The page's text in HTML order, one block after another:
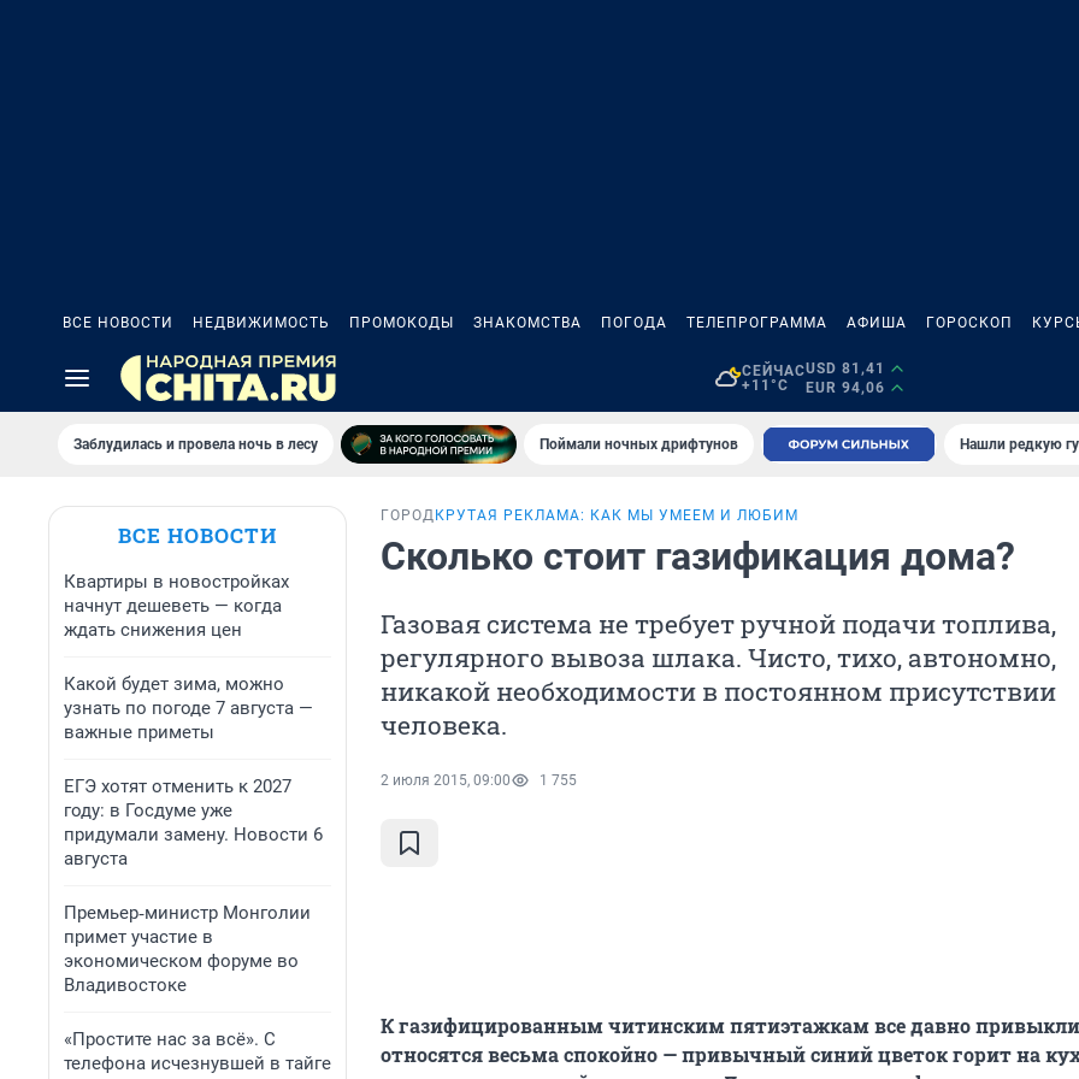
ВСЕ НОВОСТИ НЕДВИЖИМОСТЬ ПРОМОКОДЫ ЗНАКОМСТВА ПОГОДА ТЕЛЕПРОГРАММА АФИША ГОРОСКОП
СЕЙЧАС
+11°C
USD 81,41
EUR 94,06
Заблудилась и провела ночь в лесу Поймали ночных дрифтунов Нашли редкую
ВСЕ НОВОСТИ
Квартиры в новостройках
начнут дешеветь — когда
ждать снижения цен
Какой будет зима, можно
узнать по погоде 7 августа —
важные приметы
ЕГЭ хотят отменить к 2027
году: в Госдуме уже
придумали замену. Новости 6
августа
Премьер‑министр Монголии
примет участие в
экономическом форуме во
Владивостоке
«Простите нас за всё». С
телефона исчезнувшей в тайге
ГОРОД КРУТАЯ РЕКЛАМА: КАК МЫ УМЕЕМ И ЛЮБИМ
Сколько стоит газификация дома?
Газовая система не требует ручной подачи топлива,
регулярного вывоза шлака. Чисто, тихо, автономно,
никакой необходимости в постоянном присутствии
человека.
2 июля 2015, 09:00 1 755
К газифицированным читинским пятиэтажкам все давно
относятся весьма спокойно — привычный синий цветок горит на